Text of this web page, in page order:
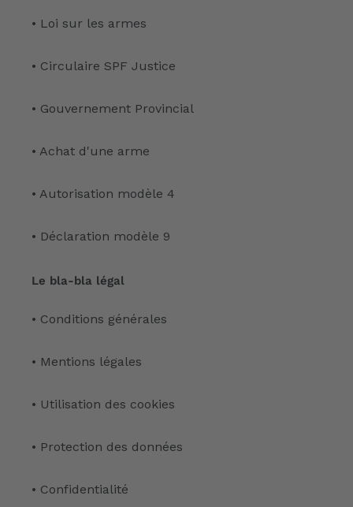
• Loi sur les armes
• Circulaire SPF Justice
• Gouvernement Provincial
• Achat d'une arme
• Autorisation modèle 4
• Déclaration modèle 9
Le bla-bla légal
• Conditions générales
• Mentions légales
• Utilisation des cookies
• Protection des données
• Confidentialité